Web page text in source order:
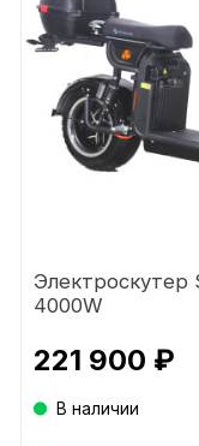
Электроскутер
4000W
221 900 ₽
В наличии